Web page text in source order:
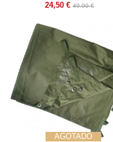
24,50 € 49,00 €
AGOTADO